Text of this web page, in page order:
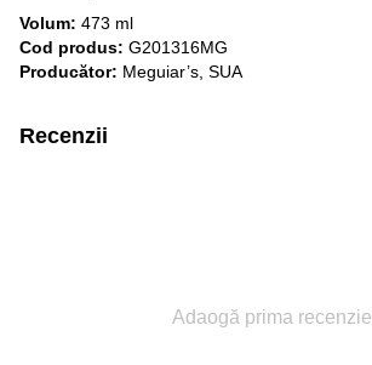
Volum: 473 ml
Cod produs: G201316MG
Producător: Meguiar’s, SUA
Recenzii
Adaogă prima recenzie